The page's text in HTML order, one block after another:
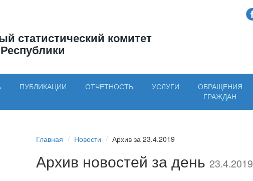
статистический комитет
ПУБЛИКАЦИИ ОТЧЕТНОСТЬ УСЛУГИ
ОБРАЩЕНИЯ
ГРАЖДАН
Главная Новости Архив за 23.4.2019
Архив новостей за день 23.4.2019